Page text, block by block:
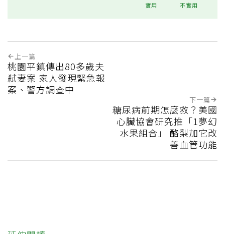
實用 不實用
上一篇
桃園平鎮傳出80多歲夫
弒妻案 家人發現緊急報
案、警方調查中
下一篇
糖尿病前期怎麼救？美國
心臟協會研究推「1夢幻
水果組合」 酪梨加它改
善血管功能